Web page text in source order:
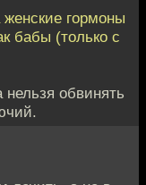
гормоны
бабы (только с
обвинять